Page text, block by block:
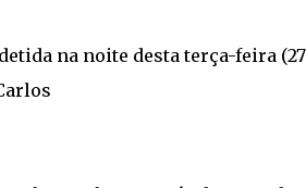
na noite desta terça-feira